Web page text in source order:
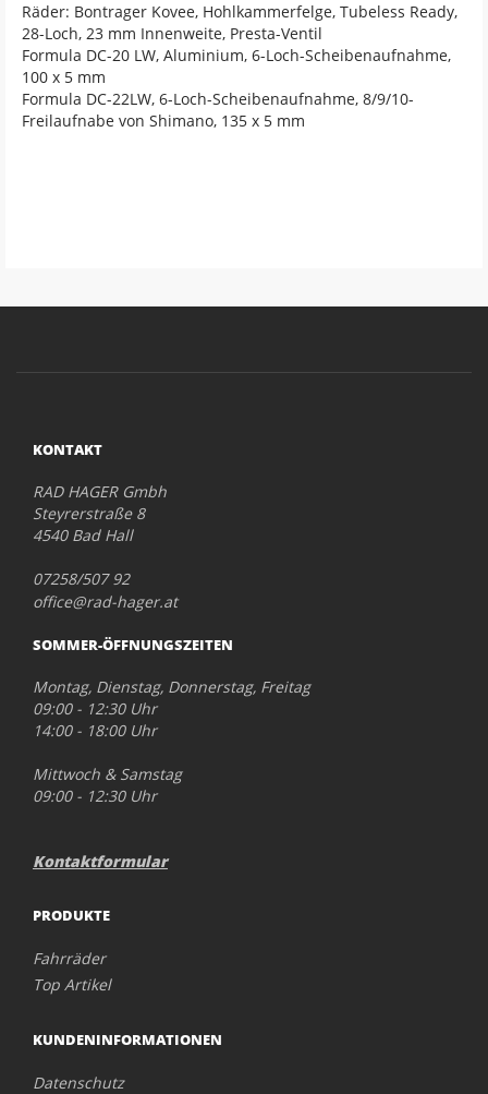
Räder: Bontrager Kovee, Hohlkammerfelge, Tubeless Ready,
28-Loch, 23 mm Innenweite, Presta-Ventil
Formula DC-20 LW, Aluminium, 6-Loch-Scheibenaufnahme,
100 x 5 mm
Formula DC-22LW, 6-Loch-Scheibenaufnahme, 8/9/10-
Freilaufnabe von Shimano, 135 x 5 mm
KONTAKT
RAD HAGER Gmbh
Steyrerstraße 8
4540 Bad Hall
07258/507 92
office@rad-hager.at
SOMMER-ÖFFNUNGSZEITEN
Montag, Dienstag, Donnerstag, Freitag
09:00 - 12:30 Uhr
14:00 - 18:00 Uhr
Mittwoch & Samstag
09:00 - 12:30 Uhr
Kontaktformular
PRODUKTE
Fahrräder
Top Artikel
KUNDENINFORMATIONEN
Datenschutz